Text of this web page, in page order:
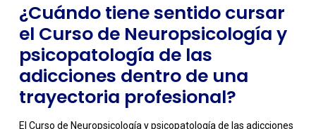
¿Cuándo tiene sentido cursar
el Curso de Neuropsicología y
psicopatología de las
adicciones dentro de una
trayectoria profesional?
El Curso de Neuropsicología y psicopatología de las adicciones